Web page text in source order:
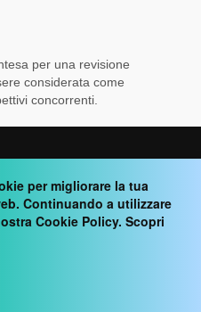
per migliorare la tua
Continuando a utilizzare
Cookie Policy. Scopri
per una revisione
considerata come
concorrenti.